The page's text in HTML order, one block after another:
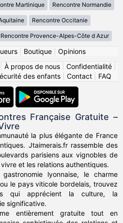
Martinique Rencontre Normandie
Rencontre Occitanie
Rencontre Provence-Alpes-Côte d Azur
| Boutique| Opinions
À propos de nous Confidentialité
des enfants| Contact| FAQ
Française Gratuite –
la plus élégante de France
Jtaimerais.fr rassemble des
parisiens aux vignobles de
et les relations authentiques.
lyonnaise, le charme
le pays viticole bordelais, trouvez
qui apprécient la culture, la
significative.
entièrement gratuite tout en